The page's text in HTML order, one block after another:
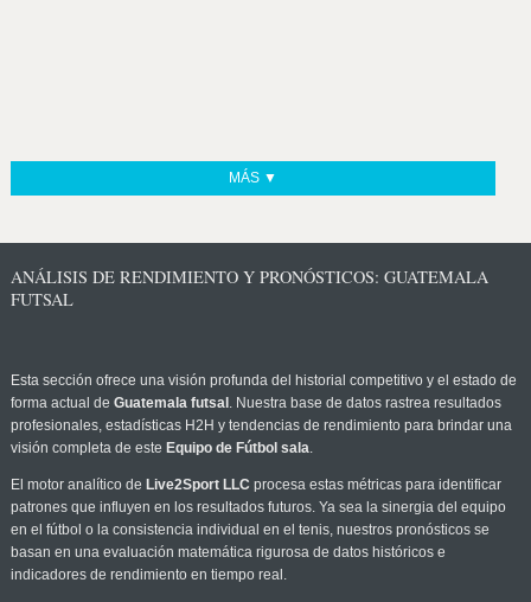
MÁS ▼
ANÁLISIS DE RENDIMIENTO Y PRONÓSTICOS: GUATEMALA
FUTSAL
Esta sección ofrece una visión profunda del historial competitivo y el estado de
forma actual de Guatemala futsal . Nuestra base de datos rastrea resultados
profesionales, estadísticas H2H y tendencias de rendimiento para brindar una
visión completa de este Equipo de Fútbol sala.
El motor analítico de Live2Sport LLC procesa estas métricas para identificar
patrones que influyen en los resultados futuros. Ya sea la sinergia del equipo
en el fútbol o la consistencia individual en el tenis, nuestros pronósticos se
basan en una evaluación matemática rigurosa de datos históricos e
indicadores de rendimiento en tiempo real.